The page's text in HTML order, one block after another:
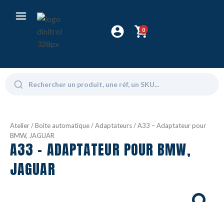
0
Atelier/Boite automatique/Adaptateurs/ A33 – Adaptateur pour
BMW, JAGUAR
A33 - ADAPTATEUR POUR BMW,
JAGUAR